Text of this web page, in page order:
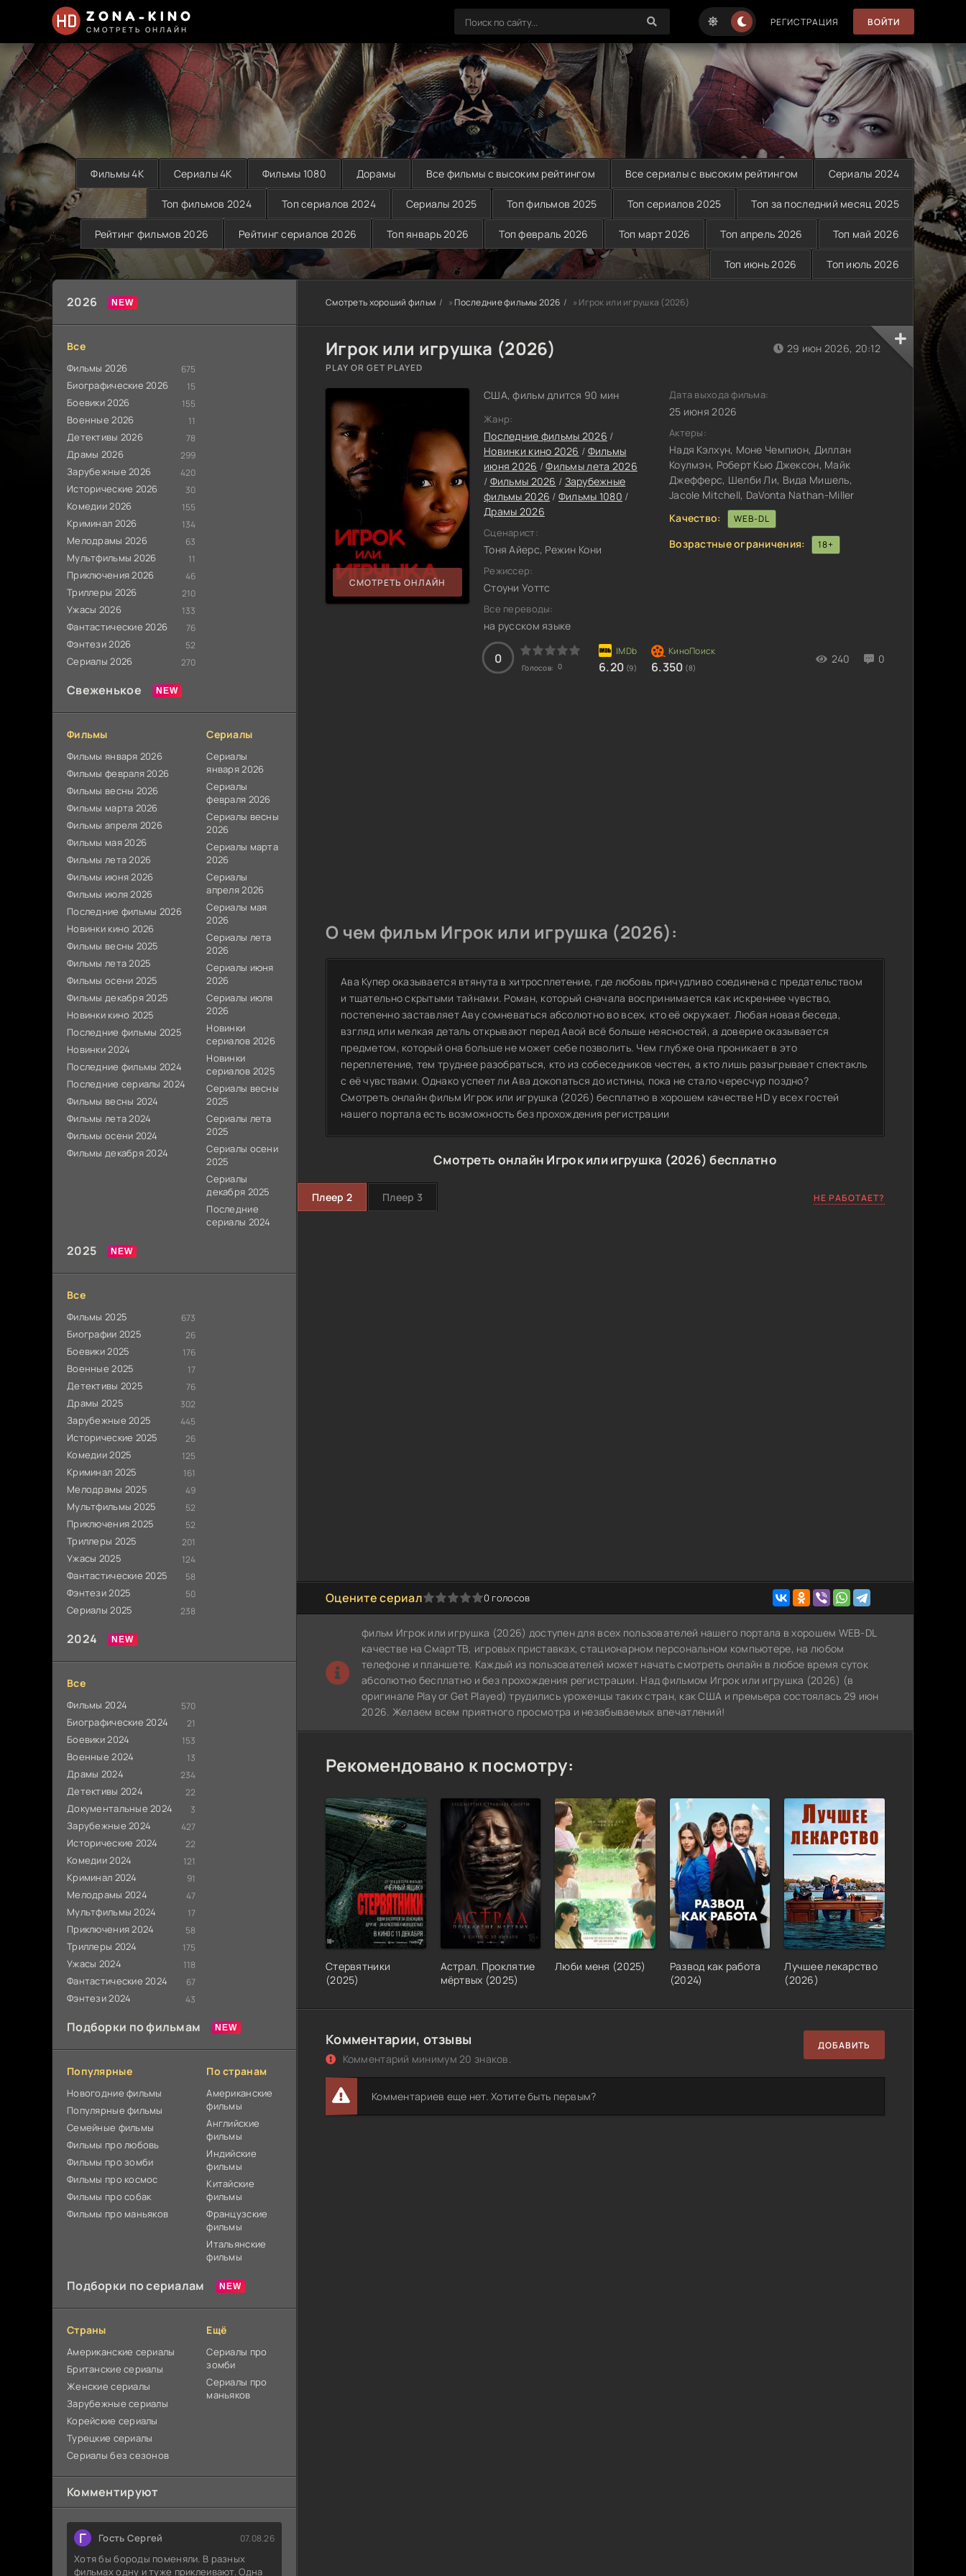
ZONA-KINO
СМОТРЕТЬ ОНЛАЙН
РЕГИСТРАЦИЯ ВОЙТИ
Фильмы 4K Сериалы 4K Фильмы 1080 Дорамы Все фильмы с высоким рейтингом Все сериалы с высоким рейтингом Сериалы 2024
Топ фильмов 2024 Топ сериалов 2024 Сериалы 2025 Топ фильмов 2025 Топ сериалов 2025 Топ за последний месяц 2025
Рейтинг фильмов 2026 Рейтинг сериалов 2026 Топ январь 2026 Топ февраль 2026 Топ март 2026 Топ апрель 2026 Топ май 2026
Топ июнь 2026 Топ июль 2026
2026
Все
Фильмы 2026 675
Биографические 2026 15
Боевики 2026 155
Военные 2026 11
Детективы 2026 78
Драмы 2026 299
Зарубежные 2026 420
Исторические 2026 30
Комедии 2026 155
Криминал 2026 134
Мелодрамы 2026 63
Мультфильмы 2026 11
Приключения 2026 46
Триллеры 2026 210
Ужасы 2026 133
Фантастические 2026 76
Фэнтези 2026 52
Сериалы 2026 270
Свеженькое
Фильмы
Фильмы января 2026
Фильмы февраля 2026
Фильмы весны 2026
Фильмы марта 2026
Фильмы апреля 2026
Фильмы мая 2026
Фильмы лета 2026
Фильмы июня 2026
Фильмы июля 2026
Последние фильмы 2026
Новинки кино 2026
Фильмы весны 2025
Фильмы лета 2025
Фильмы осени 2025
Фильмы декабря 2025
Новинки кино 2025
Последние фильмы 2025
Новинки 2024
Последние фильмы 2024
Последние сериалы 2024
Фильмы весны 2024
Фильмы лета 2024
Фильмы осени 2024
Фильмы декабря 2024
Сериалы
Сериалы
января 2026
Сериалы
февраля 2026
Сериалы весны
2026
Сериалы марта
2026
Сериалы
апреля 2026
Сериалы мая
2026
Сериалы лета
2026
Сериалы июня
2026
Сериалы июля
2026
Новинки
сериалов 2026
Новинки
сериалов 2025
Сериалы весны
2025
Сериалы лета
2025
Сериалы осени
2025
Сериалы
декабря 2025
Последние
сериалы 2024
2025
Все
Фильмы 2025 673
Биографии 2025 26
Боевики 2025 176
Военные 2025 17
Детективы 2025 76
Драмы 2025 302
Зарубежные 2025 445
Исторические 2025 26
Комедии 2025 125
Криминал 2025 161
Мелодрамы 2025 49
Мультфильмы 2025 52
Приключения 2025 52
Триллеры 2025 201
Ужасы 2025 124
Фантастические 2025 58
Фэнтези 2025 50
Сериалы 2025 238
2024
Все
Фильмы 2024 570
Биографические 2024 21
Боевики 2024 153
Военные 2024 13
Драмы 2024 234
Детективы 2024 22
Документальные 2024 3
Зарубежные 2024 427
Исторические 2024 22
Комедии 2024 121
Криминал 2024 91
Мелодрамы 2024 47
Мультфильмы 2024 17
Приключения 2024 58
Триллеры 2024 175
Ужасы 2024 118
Фантастические 2024 67
Фэнтези 2024 43
Подборки по фильмам
Популярные
Новогодние фильмы
Популярные фильмы
Cемейные фильмы
Фильмы про любовь
Фильмы про зомби
Фильмы про космос
Фильмы про собак
Фильмы про маньяков
По странам
Американские
фильмы
Английские
фильмы
Индийские
фильмы
Китайские
фильмы
Французские
фильмы
Итальянские
фильмы
Подборки по сериалам
Страны
Американские сериалы
Британские сериалы
Женские сериалы
Зарубежные сериалы
Корейские сериалы
Турецкие сериалы
Сериалы без сезонов
Ещё
Сериалы про
зомби
Сериалы про
маньяков
Комментируют
Г Гость Сергей 07.08.26
Хотя бы бороды поменяли. В разных
фильмах одну и туже приклеивают. Одна
Смотреть хороший фильм »Последние фильмы 2026 » Игрок или игрушка (2026)
Игрок или игрушка (2026)
PLAY OR GET PLAYED
СМОТРЕТЬ ОНЛАЙН
США, фильм длится 90 мин
Жанр:
Последние фильмы 2026 /
Новинки кино 2026 / Фильмы
июня 2026 /Фильмы лета 2026
/ Фильмы 2026 / Зарубежные
фильмы 2026 / Фильмы 1080 /
Драмы 2026
Сценарист:
Тоня Айерс, Режин Кони
Режиссер:
Стоуни Уоттс
Все переводы:
на русском языке
0
Голосов: 0 6.20 (9) 6.350 (8)
240 0
29 июн 2026, 20:12
Дата выхода фильма:
25 июня 2026
Актеры:
Надя Кэлхун, Моне Чемпион, Диллан
Коулмэн, Роберт Кью Джексон, Майк
Джефферс, Шелби Ли, Вида Мишель,
Jacole Mitchell, DaVonta Nathan-Miller
Качество:
WEB-DL
Возрастные ограничения: 18+
О чем фильм Игрок или игрушка (2026):
Ава Купер оказывается втянута в хитросплетение, где любовь причудливо соединена с предательством
и тщательно скрытыми тайнами. Роман, который сначала воспринимается как искреннее чувство,
постепенно заставляет Аву сомневаться абсолютно во всех, кто её окружает. Любая новая беседа,
взгляд или мелкая деталь открывают перед Авой всё больше неясностей, а доверие оказывается
предметом, который она больше не может себе позволить. Чем глубже она проникает в это
переплетение, тем труднее разобраться, кто из собеседников честен, а кто лишь разыгрывает спектакль
с её чувствами. Однако успеет ли Ава докопаться до истины, пока не стало чересчур поздно?
Смотреть онлайн фильм Игрок или игрушка (2026) бесплатно в хорошем качестве HD у всех гостей
нашего портала есть возможность без прохождения регистрации
Смотреть онлайн Игрок или игрушка (2026) бесплатно
Плеер 2 Плеер 3 НЕ РАБОТАЕТ?
Оцените сериал
1 2 3 4 5 0 голосов
фильм Игрок или игрушка (2026) доступен для всех пользователей нашего портала в хорошем WEB-DL
качестве на СмартТВ, игровых приставках, стационарном персональном компьютере, на любом
телефоне и планшете. Каждый из пользователей может начать смотреть онлайн в любое время суток
абсолютно бесплатно и без прохождения регистрации. Над фильмом Игрок или игрушка (2026) (в
оригинале Play or Get Played) трудились уроженцы таких стран, как США и премьера состоялась 29 июн
2026. Желаем всем приятного просмотра и незабываемых впечатлений!
Рекомендовано к посмотру:
Стервятники
(2025)
Астрал. Проклятие
мёртвых (2025)
Люби меня (2025)
Развод как работа
(2024)
Лучшее лекарство
(2026)
Комментарии, отзывы
Комментарий минимум 20 знаков.
ДОБАВИТЬ
Комментариев еще нет. Хотите быть первым?